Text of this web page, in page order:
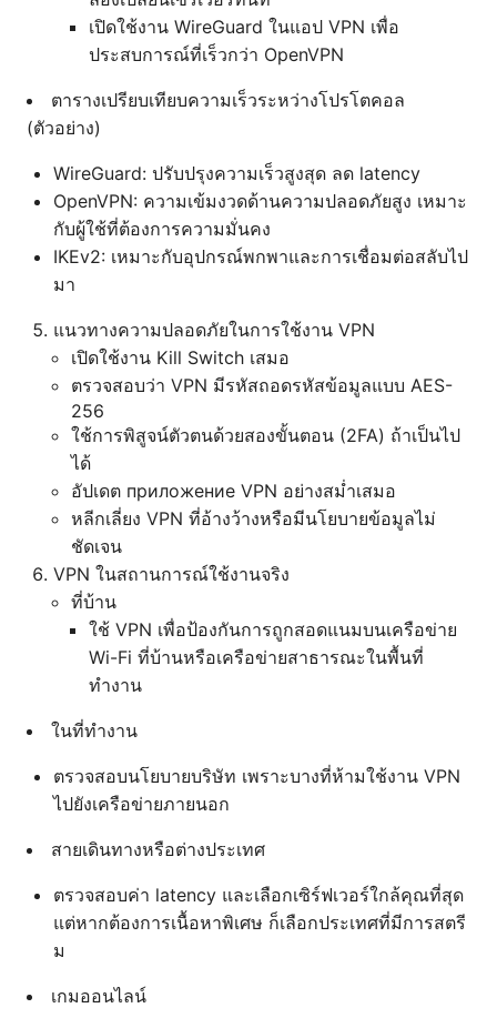
เปิดใช้งาน WireGuard ในแอป VPN เพื่อ
ประสบการณ์ที่เร็วกว่า OpenVPN
ตารางเปรียบเทียบความเร็วระหว่างโปรโตคอล
(ตัวอย่าง)
WireGuard: ปรับปรุงความเร็วสูงสุด ลด latency
OpenVPN: ความเข้มงวดด้านความปลอดภัยสูง เหมาะ
กับผู้ใช้ที่ต้องการความมั่นคง
IKEv2: เหมาะกับอุปกรณ์พกพาและการเชื่อมต่อสลับไป
มา
แนวทางความปลอดภัยในการใช้งาน VPN
เปิดใช้งาน Kill Switch เสมอ
ตรวจสอบว่า VPN มีรหัสถอดรหัสข้อมูลแบบ AES-
256
ใช้การพิสูจน์ตัวตนด้วยสองขั้นตอน (2FA) ถ้าเป็นไป
ได้
อัปเดต приложение VPN อย่างสม่ำเสมอ
หลีกเลี่ยง VPN ที่อ้างว้างหรือมีนโยบายข้อมูลไม่
ชัดเจน
VPN ในสถานการณ์ใช้งานจริง
ที่บ้าน
ใช้ VPN เพื่อป้องกันการถูกสอดแนมบนเครือข่าย
Wi-Fi ที่บ้านหรือเครือข่ายสาธารณะในพื้นที่
ทำงาน
ในที่ทำงาน
ตรวจสอบนโยบายบริษัท เพราะบางที่ห้ามใช้งาน VPN
ไปยังเครือข่ายภายนอก
สายเดินทางหรือต่างประเทศ
ตรวจสอบค่า latency และเลือกเซิร์ฟเวอร์ใกล้คุณที่สุด
แต่หากต้องการเนื้อหาพิเศษ ก็เลือกประเทศที่มีการสตรี
ม
เกมออนไลน์